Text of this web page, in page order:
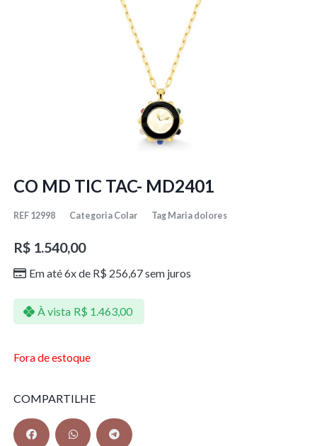
CO MD TIC TAC- MD2401
REF 12998 Categoria Colar Tag Maria dolores
R$1.540,00
Em até 6x de R$ 256,67sem juros
À vista R$ 1.463,00
Fora de estoque
COMPARTILHE